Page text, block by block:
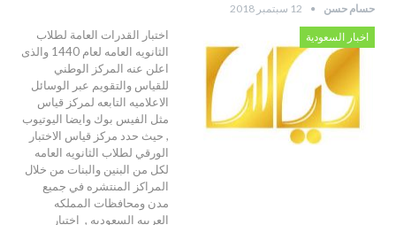
حسام حسن 12 سبتمبر 2018
اخبار السعودية
اختبار القدرات العامة لطلاب
الثانويه العامه لعام 1440 والذى
اعلن عنه المركز الوطني
للقياس والتقويم عبر الوسائل
الاعلاميه التابعه لمركز قياس
مثل الفيس بوك وايضا اليوتيوب
, حيث حدد مركز قياس الاختبار
الورقي لطلاب الثانويه العامه
لكل من البنين والبنات من خلال
المراكز المنتشره في جميع
مدن ومحافظات المملكه
العربيه السعوديه , اختبار